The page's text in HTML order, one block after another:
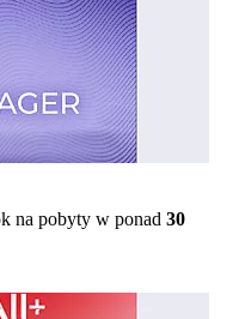
na pobyty w ponad 30